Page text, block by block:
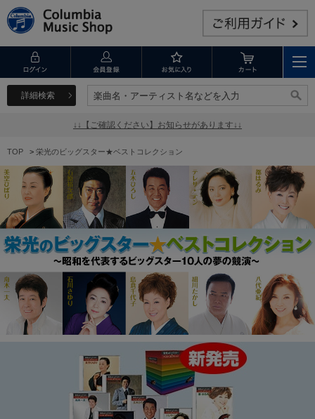
詳細検索 楽曲名・アーティスト名などを入力
楽曲名・アーティスト名などを入力
↓↓【ご確認ください】お知らせがあります↓↓
TOP > 栄光のビッグスター★ベストコレクション